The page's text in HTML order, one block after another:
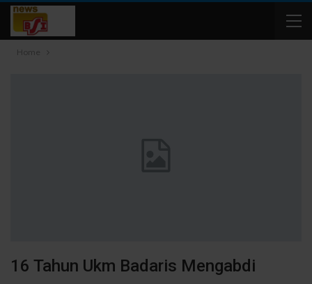
Home
16 Tahun Ukm Badaris Mengabdi